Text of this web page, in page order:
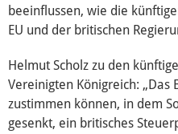
Kontakt
Reden
Termine
beeinflussen, wie die
EU und der britischen
Helmut Scholz zu den
Vereinigten Königreich: „Das
zustimmen können, in dem
gesenkt, ein britisches